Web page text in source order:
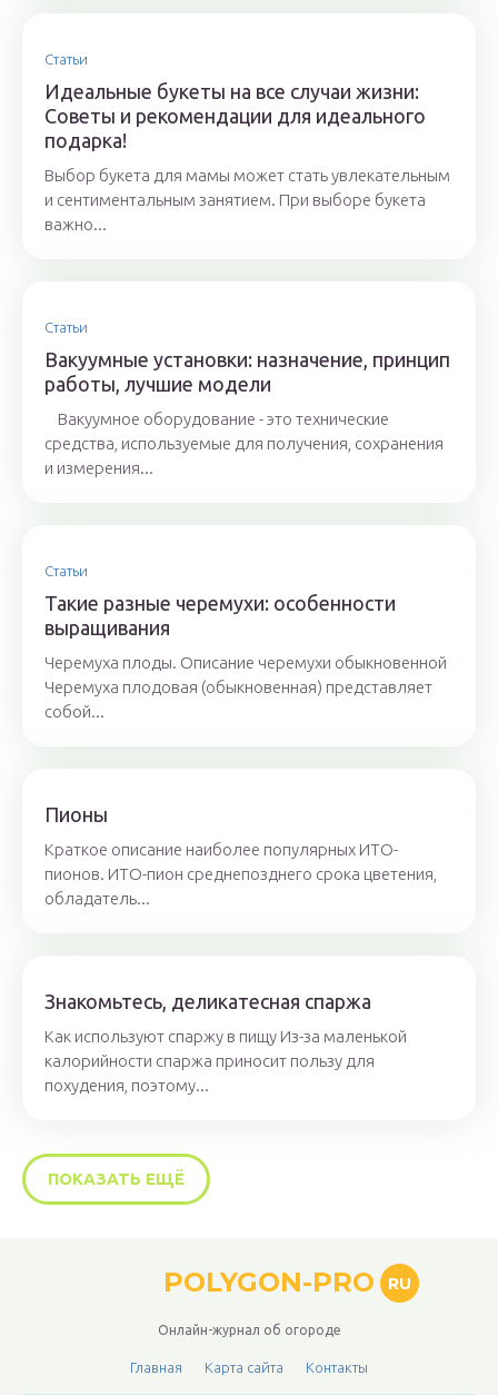
Статьи
Идеальные букеты на все случаи жизни:
Советы и рекомендации для идеального
подарка!
Выбор букета для мамы может стать увлекательным
и сентиментальным занятием. При выборе букета
важно...
Статьи
Вакуумные установки: назначение, принцип
работы, лучшие модели
Вакуумное оборудование - это технические
средства, используемые для получения, сохранения
и измерения...
Статьи
Такие разные черемухи: особенности
выращивания
Черемуха плоды. Описание черемухи обыкновенной
Черемуха плодовая (обыкновенная) представляет
собой...
Пионы
Краткое описание наиболее популярных ИТО-
пионов. ИТО-пион среднепозднего срока цветения,
обладатель...
Знакомьтесь, деликатесная спаржа
Как используют спаржу в пищу Из-за маленькой
калорийности спаржа приносит пользу для
похудения, поэтому...
ПОКАЗАТЬ ЕЩЁ
POLYGON-PRO RU
Онлайн-журнал об огороде
Главная Карта сайта Контакты